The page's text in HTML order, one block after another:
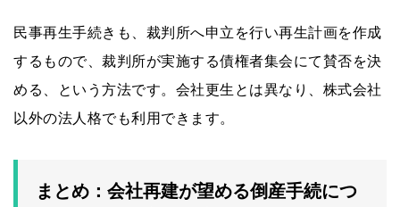
民事再生手続きも、裁判所へ申立を行い再生計画を作成
するもので、裁判所が実施する債権者集会にて賛否を決
める、という方法です。会社更生とは異なり、株式会社
以外の法人格でも利用できます。
まとめ：会社再建が望める倒産手続につ